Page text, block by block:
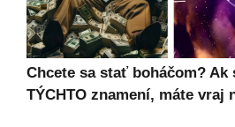
Chcete sa stať boháčom? Ak
TÝCHTO znamení, máte vraj